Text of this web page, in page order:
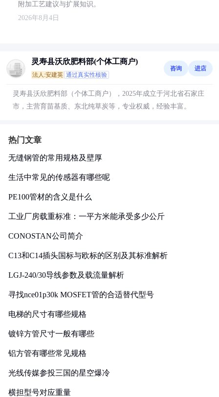
附加工艺建议与扩展知识。
2026年8月4日
灵寿县沃欣肥料部(个体工商户)
法人:安建英 通过真实性核验
咨询 进店
灵寿县沃欣肥料部（个体工商户），2025年成立于河北省石家庄
市，主营育苗基质、东北纯草炭等，专业权威，经验丰富。
热门文章
无缝钢管的常用规格及壁厚
生活中常见的传感器有哪些呢
PE100管材的含义是什么
工业厂房载重标准：一平方米能承受多少公斤
CONOSTAN公司简介
C13和C14插头国标与欧标的区别及其标准解析
LGJ-240/30导线参数及载流量解析
寻找nce01p30k MOSFET管的合适替代型号
电梯的尺寸有哪些规格
镀锌方管尺寸一般有哪些
铝方管有哪些常见规格
光线传媒参投三国的星空爆冷
横担型号对应重量